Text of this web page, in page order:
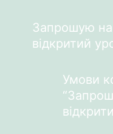
Запрошую на
відкритий
Умови